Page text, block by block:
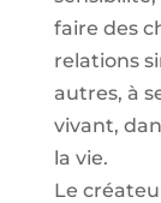
faire des
relations
autres, à
vivant,
la vie.
Le